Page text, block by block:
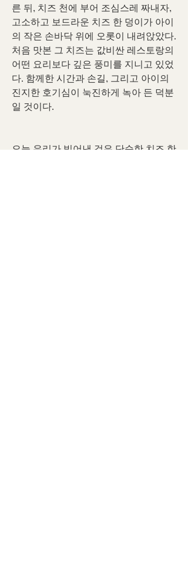
른 뒤, 치즈 천에 부어 조심스레 짜내자,
고소하고 보드라운 치즈 한 덩이가 아이
의 작은 손바닥 위에 오롯이 내려앉았다.
처음 맛본 그 치즈는 값비싼 레스토랑의
어떤 요리보다 깊은 풍미를 지니고 있었
다. 함께한 시간과 손길, 그리고 아이의
진지한 호기심이 눅진하게 녹아 든 덕분
일 것이다.
오늘 우리가 빚어낸 것은 단순한 치즈 한